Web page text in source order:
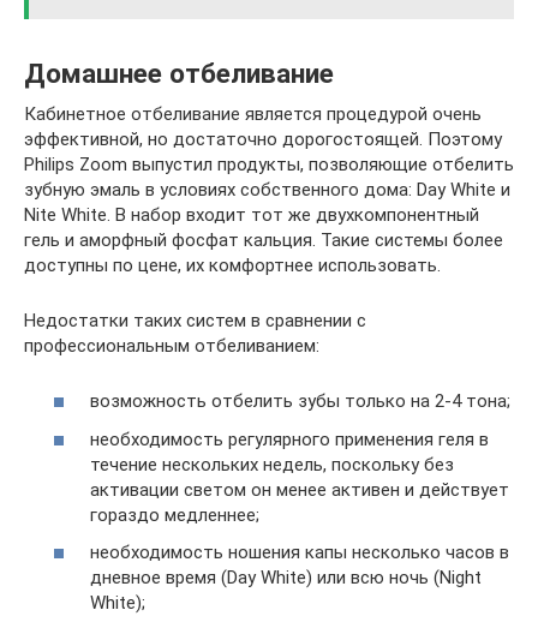
Домашнее отбеливание
Кабинетное отбеливание является процедурой очень
эффективной, но достаточно дорогостоящей. Поэтому
Philips Zoom выпустил продукты, позволяющие отбелить
зубную эмаль в условиях собственного дома: Day White и
Nite White. В набор входит тот же двухкомпонентный
гель и аморфный фосфат кальция. Такие системы более
доступны по цене, их комфортнее использовать.
Недостатки таких систем в сравнении с
профессиональным отбеливанием:
возможность отбелить зубы только на 2-4 тона;
необходимость регулярного применения геля в
течение нескольких недель, поскольку без
активации светом он менее активен и действует
гораздо медленнее;
необходимость ношения капы несколько часов в
дневное время (Day White) или всю ночь (Night
White);